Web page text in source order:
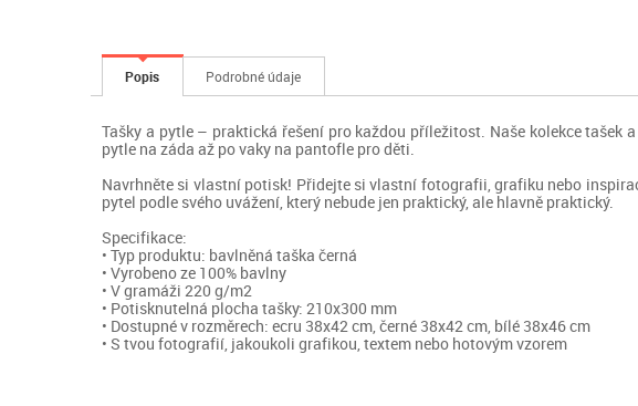
Popis Podrobné údaje
Tašky a pytle – praktická řešení pro každou příležitost. Naše kolekce
pytle na záda až po vaky na pantofle pro děti.
Navrhněte si vlastní potisk! Přidejte si vlastní fotografii, grafiku nebo
pytel podle svého uvážení, který nebude jen praktický, ale hlavně praktický.
Specifikace:
• Typ produktu: bavlněná taška černá
• Vyrobeno ze 100% bavlny
• V gramáži 220 g/m2
• Potisknutelná plocha tašky: 210x300 mm
• Dostupné v rozměrech: ecru 38x42 cm, černé 38x42 cm, bílé 38x46 cm
• S tvou fotografií, jakoukoli grafikou, textem nebo hotovým vzorem